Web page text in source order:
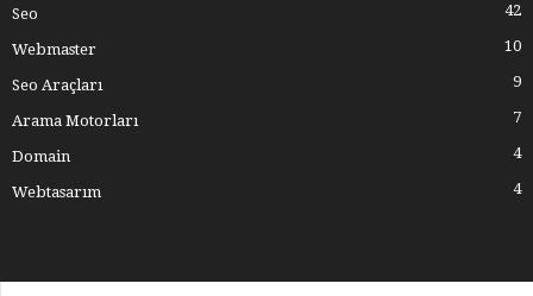
Seo 42
Webmaster 10
Seo Araçları 9
Arama Motorları 7
Domain 4
Webtasarım 4